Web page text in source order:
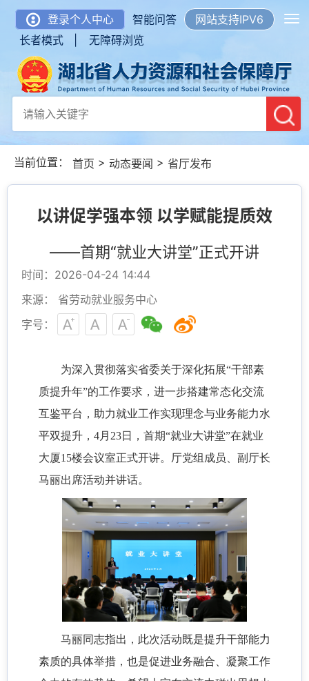
登录个人中心 智能问答
网站支持IPV6
长者模式 |
无障碍浏览
当前位置： 首页 > 动态要闻 > 省厅发布
以讲促学强本领 以学赋能提质效
——首期“就业大讲堂”正式开讲
时间：2026-04-24 14:44
来源： 省劳动就业服务中心
字号：
为深入贯彻落实省委关于深化拓展“干部素
质提升年”的工作要求，进一步搭建常态化交流
互鉴平台，助力就业工作实现理念与业务能力水
平双提升，4月23日，首期“就业大讲堂”在就业
大厦15楼会议室正式开讲。厅党组成员、副厅长
马丽出席活动并讲话。
马丽同志指出，此次活动既是提升干部能力
素质的具体举措，也是促进业务融合、凝聚工作